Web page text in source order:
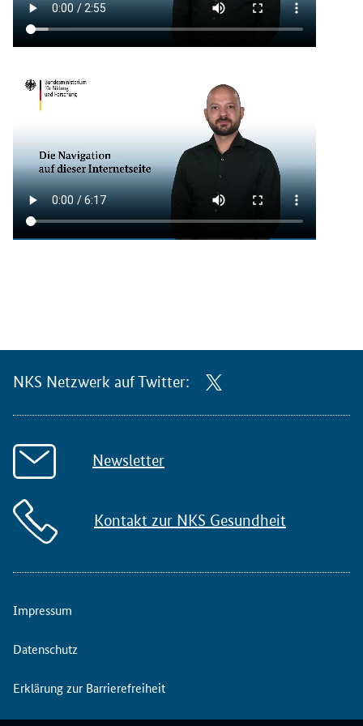
NKS Netzwerk auf Twitter:
Newsletter
Kontakt zur NKS Gesundheit
Impressum
Datenschutz
Erklärung zur Barrierefreiheit